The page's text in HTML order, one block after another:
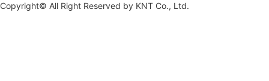
Copyright© All Right Reserved by KNT Co., Ltd.